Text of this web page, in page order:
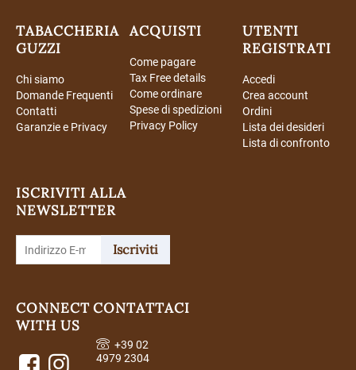
TABACCHERIA
GUZZI
Chi siamo
Domande Frequenti
Contatti
Garanzie e Privacy
ACQUISTI
Come pagare
Tax Free details
Come ordinare
Spese di spedizioni
Privacy Policy
UTENTI
REGISTRATI
Accedi
Crea account
Ordini
Lista dei desideri
Lista di confronto
ISCRIVITI ALLA
NEWSLETTER
Iscriviti
CONNECT
WITH US
CONTATTACI
+39 02
4979 2304